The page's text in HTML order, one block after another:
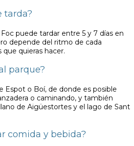
tarda?
puede tardar entre 5 y 7 días en
depende del ritmo de cada
que quieras hacer.
parque?
Espot o Boí, de donde es posible
o caminando, y también
de Aigüestortes y el lago de Sant
comida y bebida?